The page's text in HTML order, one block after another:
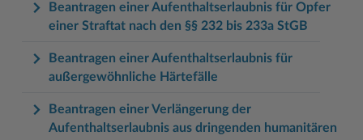
Beantragen einer Aufenthaltserlaubnis für Opfer
einer Straftat nach den §§ 232 bis 233a StGB
Beantragen einer Aufenthaltserlaubnis für
außergewöhnliche Härtefälle
Beantragen einer Verlängerung der
Aufenthaltserlaubnis aus dringenden humanitären